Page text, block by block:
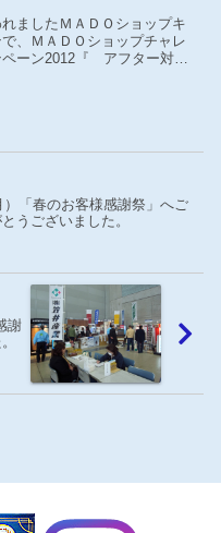
ましたＭＡＤＯショップキ
、ＭＡＤＯショップチャレ
ペーン2012『 アフター対応
）「春のお客様感謝祭」へご
うございました。
謝